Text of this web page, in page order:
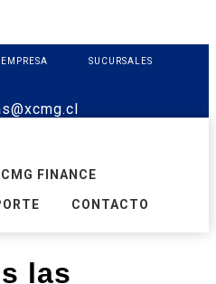
EMPRESA
SUCURSALES
FINANCE
CONTACTO
las